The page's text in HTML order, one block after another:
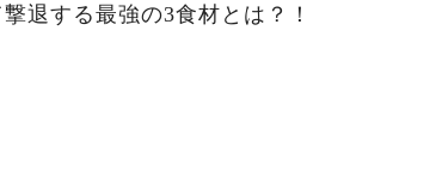
退する最強の3食材とは？！